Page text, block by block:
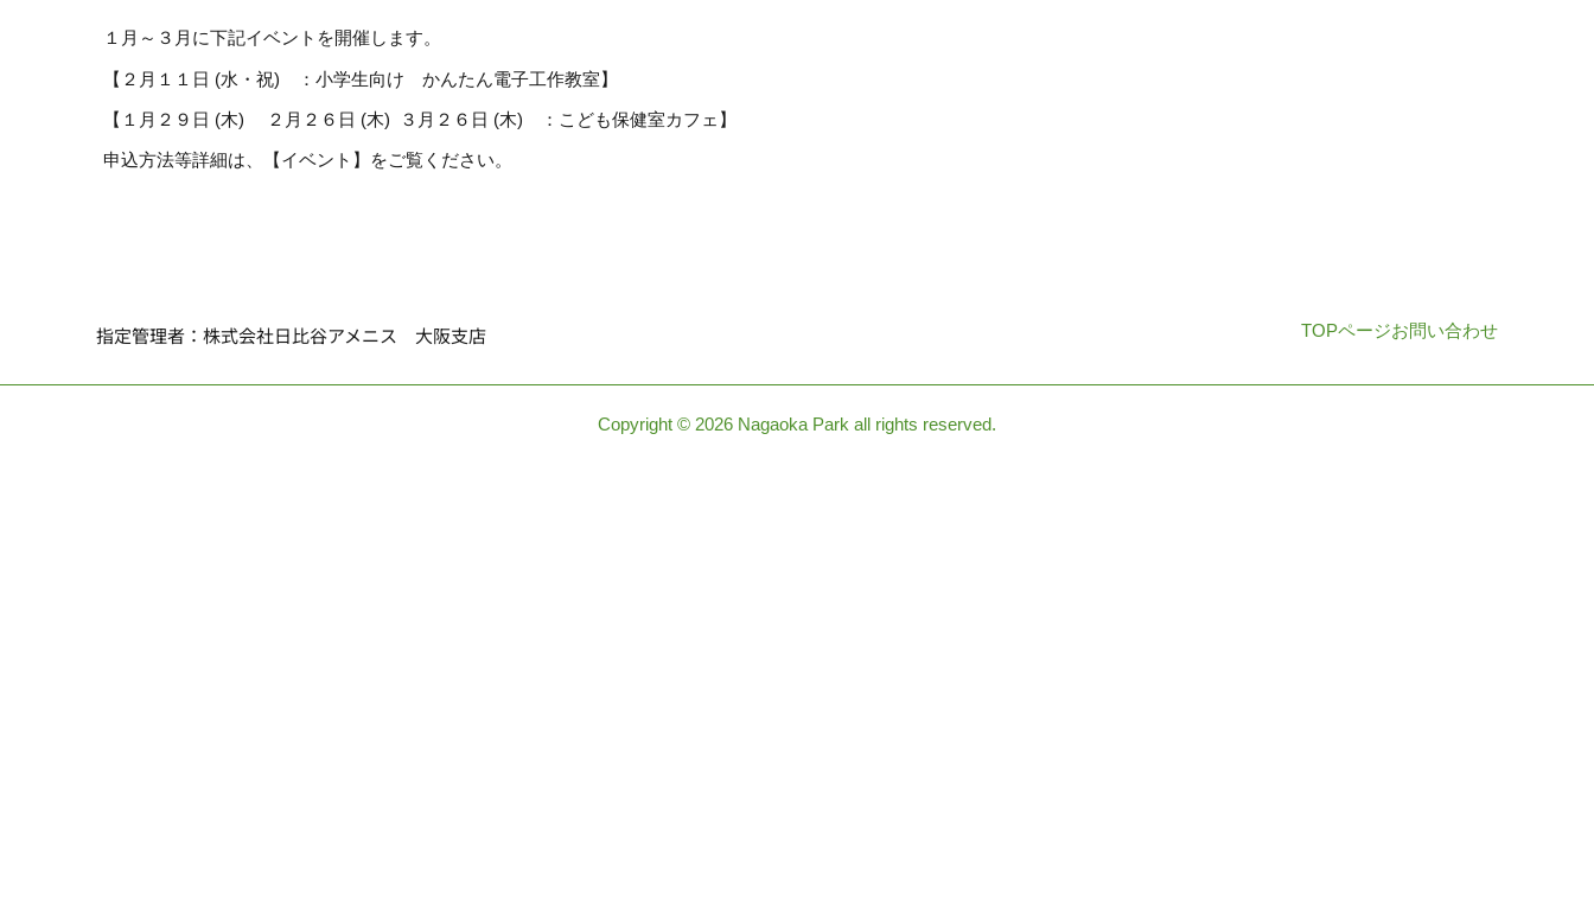
１月～３月に下記イベントを開催します。
【２月１１日 (水・祝) ：小学生向け かんたん電子工作教室】
【１月２９日 (木) ２月２６日 (木) ３月２６日 (木) ：こども保健室カフェ】
申込方法等詳細は、【イベント】をご覧ください。
TOPページお問い合わせ
指定管理者：株式会社日比谷アメニス 大阪支店
Copyright © 2026 Nagaoka Park all rights reserved.